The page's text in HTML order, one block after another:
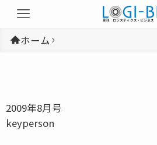
ホーム
2009年8月号
keyperson